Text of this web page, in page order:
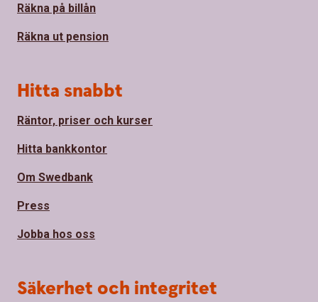
Räkna på billån
Räkna ut pension
Hitta snabbt
Räntor, priser och kurser
Hitta bankkontor
Om Swedbank
Press
Jobba hos oss
Säkerhet och integritet